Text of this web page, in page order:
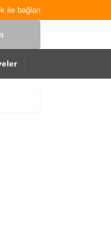
ile bağlan